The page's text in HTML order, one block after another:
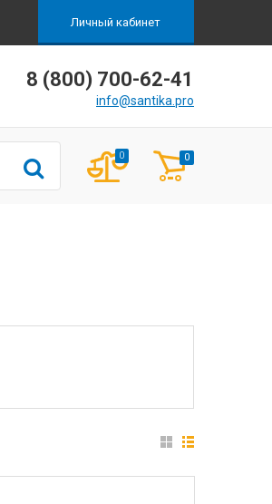
Личный кабинет
8 (800) 700-62-41
info@santika.pro
0 0